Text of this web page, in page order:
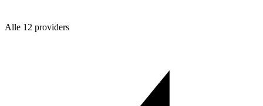
Alle 12 providers